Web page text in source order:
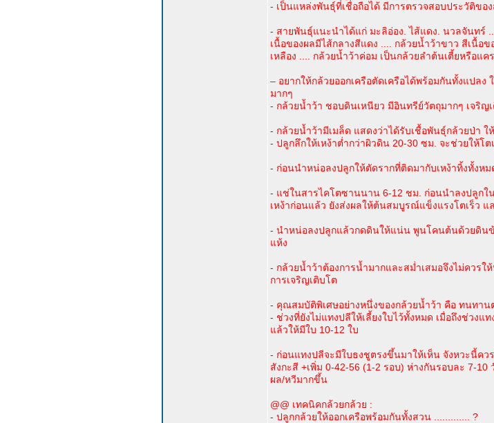
- เป็นแหล่งพันธุ์ที่เชื่อถือได้ มีการตรวจสอบประวัติขอ
- สายพันธุ์แนะนำได้แก่ มะลิอ่อง. ไส้แดง. นวลจันทร์
เนื้อของผลมีไส้กลางสีแดง .... กล้วยน้ำว้าขาว สีเนื้อ
เหลือง .... กล้วยน้ำว้าค่อม เป็นกล้วยลำต้นเตี้ยหรือแค
– อยากให้กล้วยออกเครือตัดเครือได้พร้อมกันทั้งแปลง
มากๆ
- กล้วยน้ำว้า ชอบดินเหนียว มีอินทรีย์วัตถุมากๆ เจริ
- กล้วยน้ำว้ามีเมล็ด แสดงว่าได้รับเชื้อพันธุ์กล้วยป่า
- ปลูกลึกให้เหง้าต่ำกว่าผิวดิน 20-30 ซม. จะช่วยให้โ
- ก่อนนำหน่อลงปลูกให้ตัดรากที่ติดมากับเหง้าทิ้งทั้งห
- แช่ในสารไคโตซานนาน 6-12 ชม. ก่อนนำลงปลูกใ
เหง้าก่อนแล้ว ยังส่งผลให้ต้นสมบูรณ์แข็งแรงโตเร็ว แ
- นำหน่อลงปลูกแล้วกดดินให้แน่น พูนโคนต้นด้วยดิน
แห้ง
- กล้วยน้ำว้าต้องการน้ำมากและสม่ำเสมอจึงไม่คว
การเจริญเติบโต
- คุณสมบัติพิเศษอย่างหนึ่งของกล้วยน้ำว้า คือ ทนทา
- ช่วงที่ยังไม่แทงปลีให้เลี้ยงใบไว้ทั้งหมด เมื่อถึงช่วงแ
แล้วให้มีใบ 10-12 ใบ
- ก่อนแทงปลีจะมีใบธงชูตรงขึ้นมาให้เห็น จังหวะนี้คว
สังกะสี +เพิ่ม 0-42-56 (1-2 รอบ) ห่างกันรอบละ 7-
ผล/หวีมากขึ้น
@@ เทคนิคกล้วยกล้วย :
- ปลูกกล้วยให้ออกเครือพร้อมกันทั้งสวน ............. ?